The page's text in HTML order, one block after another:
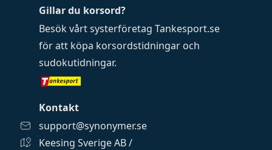
Gillar du korsord?
Besök vårt systerföretag Tankesport.se
för att köpa korsordstidningar och
sudokutidningar.
Kontakt
support@synonymer.se
Keesing Sverige AB /